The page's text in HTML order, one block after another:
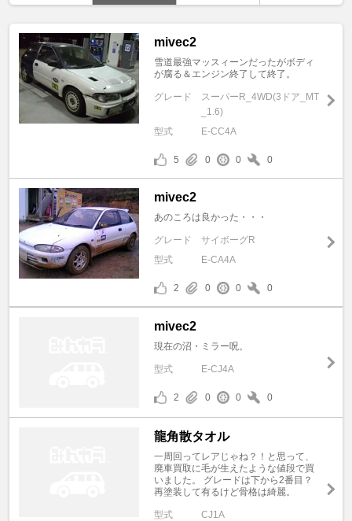
mivec2
雪道最強マッスィーンだったがボディ
が腐る＆エンジン終了して終了。
グレード
スーパーR_4WD(3ドア_MT
_1.6)
型式
E-CC4A
5 0 0 0
mivec2
あのころは良かった・・・
グレード
サイボーグR
型式
E-CA4A
2 0 0 0
mivec2
現在の沼・ミラー呪。
型式 E-CJ4A
2 0 0 0
龍角散タオル
一周回ってレアじゃね？！と思って、
廃車買取に毛が生えたような値段で買
いました。 グレードは下から2番目？
再塗装して有るけど骨格は綺麗。
型式 CJ1A